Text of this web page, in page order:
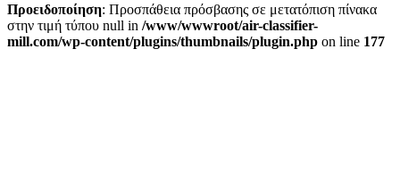
Προειδοποίηση: Προσπάθεια πρόσβασης σε μετατόπιση πίνακα
στην τιμή τύπου null in /www/wwwroot/air-classifier-
mill.com/wp-content/plugins/thumbnails/plugin.php on line 177